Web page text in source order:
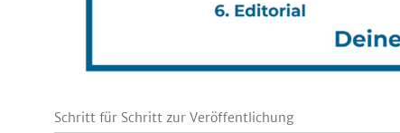
Schritt für Schritt zur Veröffentlichung